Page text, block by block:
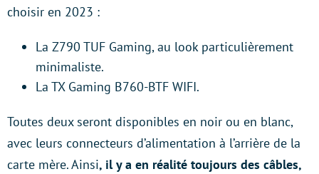
choisir en 2023 :
La Z790 TUF Gaming, au look particulièrement
minimaliste.
La TX Gaming B760-BTF WIFI.
Toutes deux seront disponibles en noir ou en blanc,
avec leurs connecteurs d’alimentation à l’arrière de la
carte mère. Ainsi, il y a en réalité toujours des câbles,